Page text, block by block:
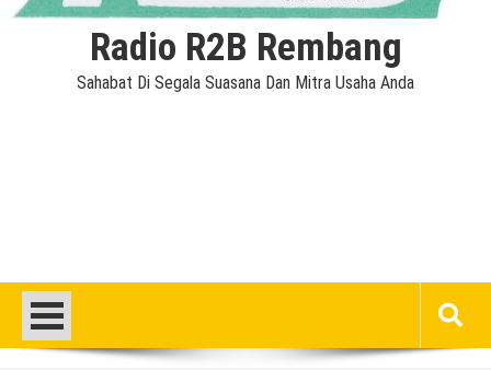
Radio R2B Rembang
Sahabat Di Segala Suasana Dan Mitra Usaha Anda